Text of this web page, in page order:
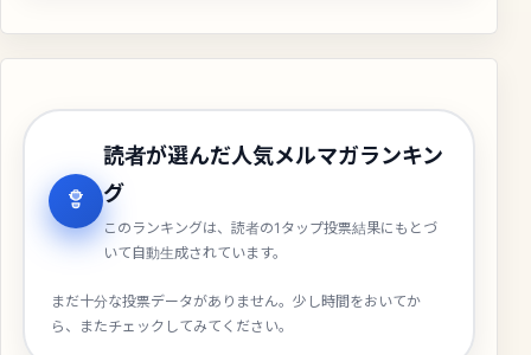
読者が選んだ人気メルマガランキン
グ
このランキングは、読者の1タップ投票結果にもとづ
いて自動生成されています。
まだ十分な投票データがありません。少し時間をおいてか
ら、またチェックしてみてください。